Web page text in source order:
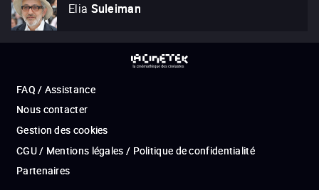
Elia Suleiman
FAQ / Assistance
Nous contacter
Gestion des cookies
CGU / Mentions légales / Politique de confidentialité
Partenaires